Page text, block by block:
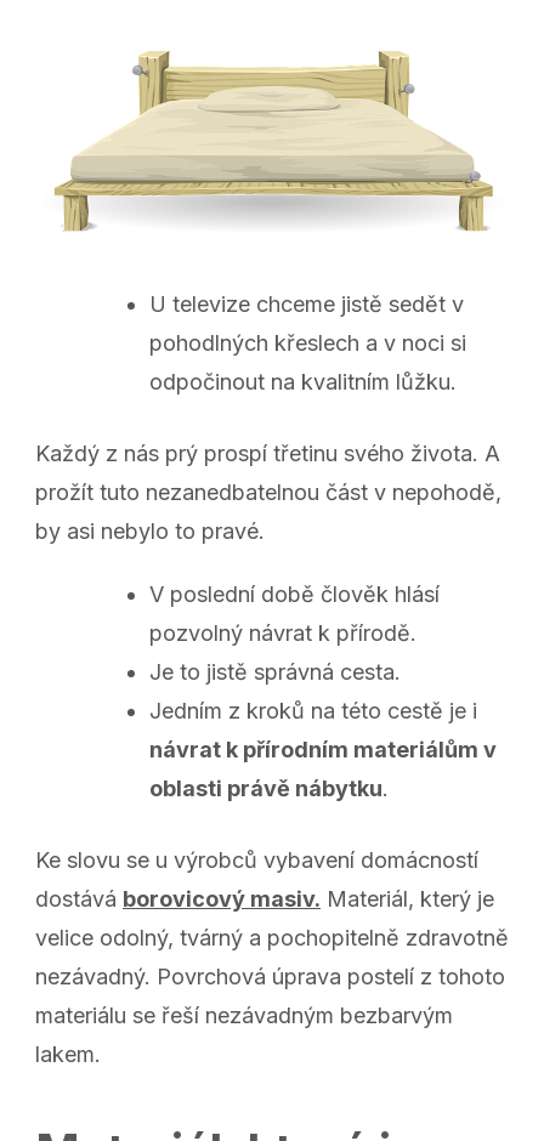
U televize chceme jistě sedět v
pohodlných křeslech a v noci si
odpočinout na kvalitním lůžku.
Každý z nás prý prospí třetinu svého života. A
prožít tuto nezanedbatelnou část v nepohodě,
by asi nebylo to pravé.
V poslední době člověk hlásí
pozvolný návrat k přírodě.
Je to jistě správná cesta.
Jedním z kroků na této cestě je i
návrat k přírodním materiálům v
oblasti právě nábytku.
Ke slovu se u výrobců vybavení domácností
dostává borovicový masiv. Materiál, který je
velice odolný, tvárný a pochopitelně zdravotně
nezávadný. Povrchová úprava postelí z tohoto
materiálu se řeší nezávadným bezbarvým
lakem.